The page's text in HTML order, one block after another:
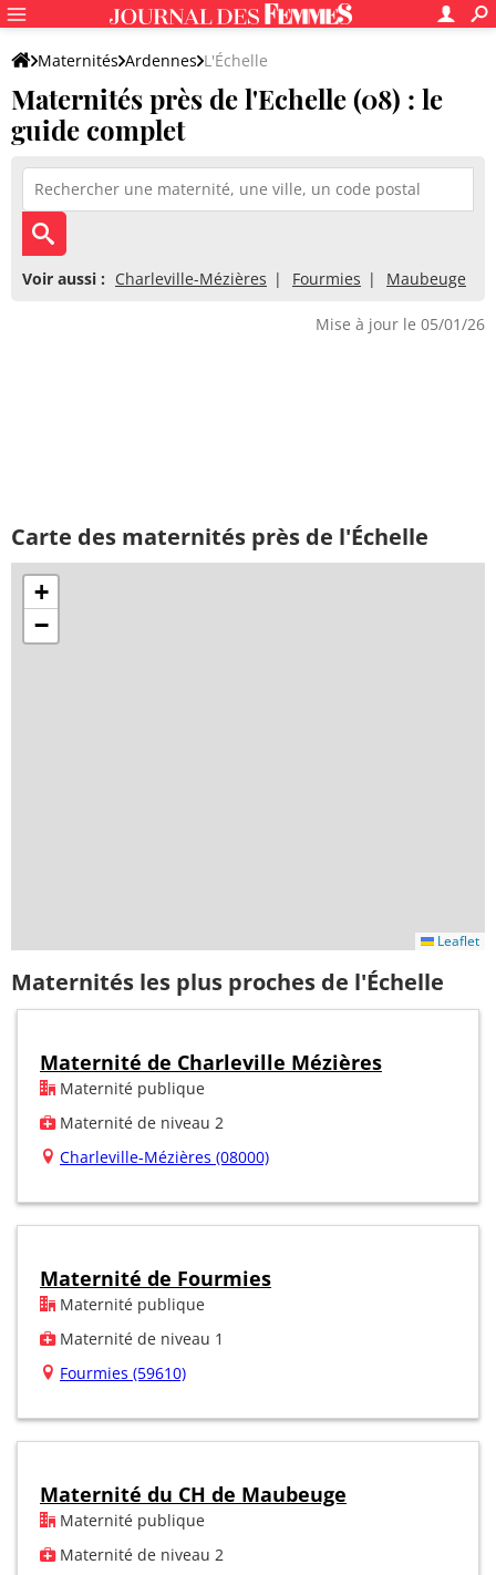
Maternités Ardennes L'Échelle
Maternités près de l'Echelle (08) : le
guide complet
Voir aussi : Charleville-Mézières Fourmies Maubeuge
Mise à jour le 05/01/26
Carte des maternités près de l'Échelle
+
−
Leaflet
Maternités les plus proches de l'Échelle
Maternité de Charleville Mézières
Maternité publique
Maternité de niveau 2
Charleville-Mézières (08000)
Maternité de Fourmies
Maternité publique
Maternité de niveau 1
Fourmies (59610)
Maternité du CH de Maubeuge
Maternité publique
Maternité de niveau 2